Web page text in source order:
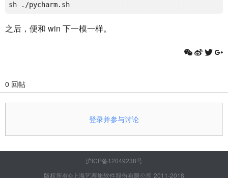
sh ./pycharm.sh
之后，便和 win 下一模一样。
0 回帖
登录并参与讨论
沪ICP备12049238号
版权所有©上海艺赛旗软件股份有限公司 2011-2018